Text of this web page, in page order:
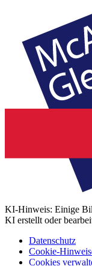
KI-Hinweis: Einige
KI erstellt oder
Datenschutz
Cookie-
Cookies